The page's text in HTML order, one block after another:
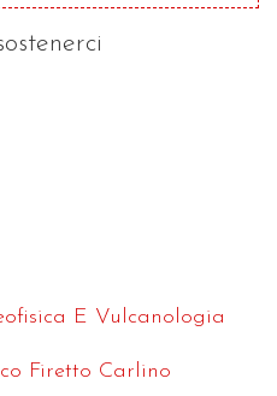
E Vulcanologia
Firetto Carlino